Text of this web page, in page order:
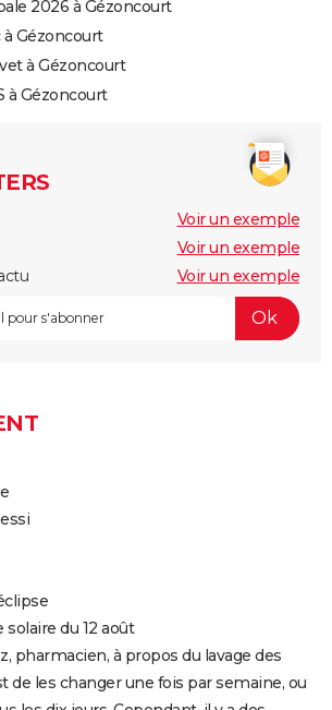
2026 à Gézoncourt
Gézoncourt
à Gézoncourt
à Gézoncourt
Voir un exemple
Voir un exemple
Voir un exemple
solaire du 12 août
pharmacien, à propos du lavage des
de les changer une fois par semaine, ou